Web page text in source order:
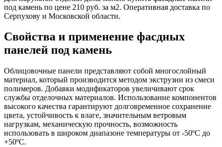
под камень по цене 210 руб. за м2. Оперативная доставка по
Серпухову и Московской области.
Свойства и применение фасдных
панелей под камень
Облицовочные панели представляют собой многослойный
материал, который производится методом экструзии из смеси
полимеров. Добавки модификаторов увеличивают срок
службы отделочных материалов. Использование компонентов
высокого качества гарантируют долговременное сохранение
цвета, устойчивость к влаге, значительным ветровым
нагрузкам, механическую прочность, возможность
использовать в широком диапазоне температуры от -50ºС до
+50ºС.